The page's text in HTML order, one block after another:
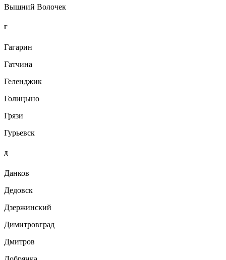
Вышний Волочек
Г
Гагарин
Гатчина
Геленджик
Голицыно
Грязи
Гурьевск
Д
Данков
Дедовск
Дзержинский
Димитровград
Дмитров